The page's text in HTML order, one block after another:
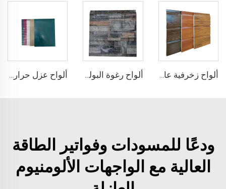
ألواح زخرفية عالية الجودة للجدران الخارجية لوحة معدنية نافرة مركبة ألواح رغوة البولي يوريثين المركبة عزل جدران خارجية لوح بولي يوريثين بلوك ألواح عزل حراري Pu المركبة عزل معدني مقاوم للحريق تخفيض الضوضاء
ودعًا للمسودات وفواتير الطاقة
العالية مع الواجهات الألومنيوم